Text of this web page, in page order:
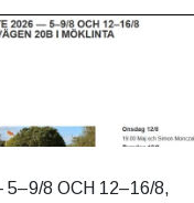
5–9/8 OCH 12–16/8,